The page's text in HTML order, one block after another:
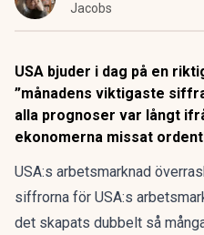
Jacobs
USA bjuder i dag på en
”månadens viktigaste
alla prognoser var långt
ekonomerna missat
USA:s arbetsmarknad
siffrorna för USA:s
det skapats dubbelt så